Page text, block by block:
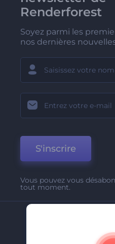
Renderforest
Soyez parmi les
nos dernières
S'inscrire
Vous pouvez vous
tout moment.
A Propos De